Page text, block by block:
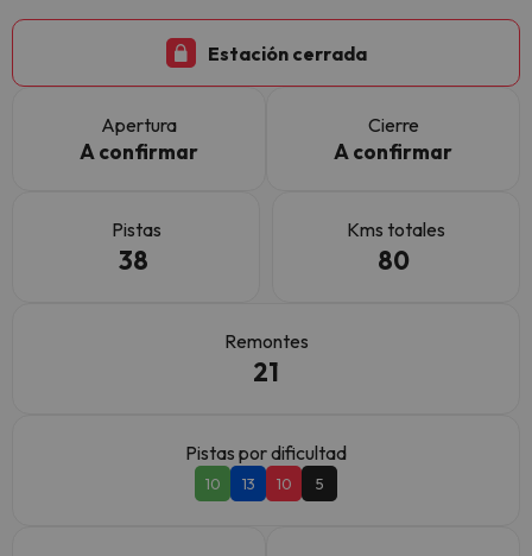
Estación cerrada
Apertura
A confirmar
Cierre
A confirmar
Pistas
38
Kms totales
80
Remontes
21
Pistas por dificultad
10 13 10 5